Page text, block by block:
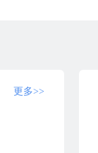
更多>>